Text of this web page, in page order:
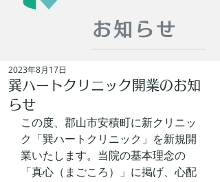
お知らせ
巽ハートクリニック開業のお知
らせ
2023年8月17日
この度、郡山市安積町に新クリニッ
ク「巽ハートクリニック」を新規開
業いたします。当院の基本理念の
「真心（まごころ）」に掲げ、心配